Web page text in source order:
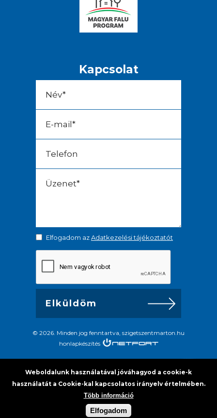
Kapcsolat
Elfogadom azAdatkezelési tájékoztatót
© 2026. Minden jog fenntartva, szigetszentmarton.hu
honlapkészítés
Weboldalunk használatával jóváhagyod a cookie-k
használatát a Cookie-kal kapcsolatos irányelv értelmében.
Több információ
Elfogadom